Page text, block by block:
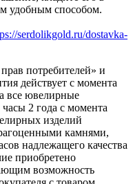
удобным способом.
serdolikgold.ru/dostavka-
потребителей» и
действует с момента
все ювелирные
2 года с момента
изделий
камнями,
надлежащего качества
приобретено
возможность